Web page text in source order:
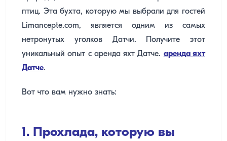
птиц. Эта бухта, которую мы выбрали для гостей
Limancepte.com, является одним из самых
нетронутых уголков Датчи. Получите этот
уникальный опыт с аренда яхт Датче. аренда яхт
Датче.
Вот что вам нужно знать:
1. Прохлада, которую вы